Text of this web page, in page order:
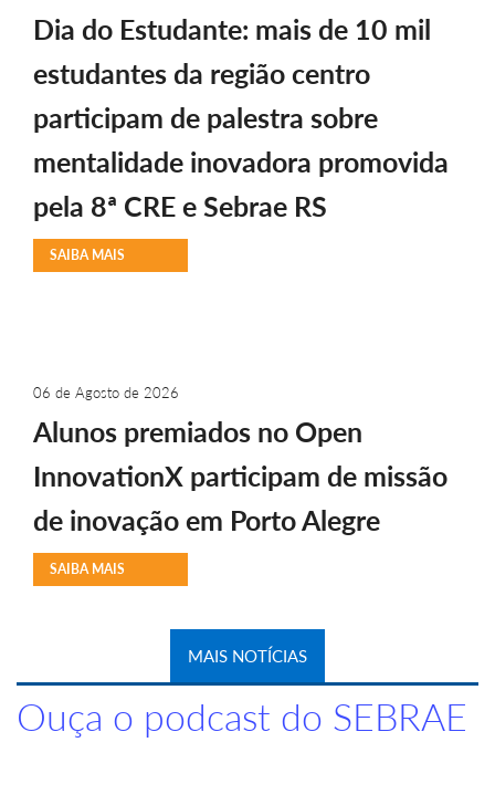
Dia do Estudante: mais de 10 mil
estudantes da região centro
participam de palestra sobre
mentalidade inovadora promovida
pela 8ª CRE e Sebrae RS
SAIBA MAIS
06 de Agosto de 2026
Alunos premiados no Open
InnovationX participam de missão
de inovação em Porto Alegre
SAIBA MAIS
MAIS NOTÍCIAS
Ouça o podcast do SEBRAE